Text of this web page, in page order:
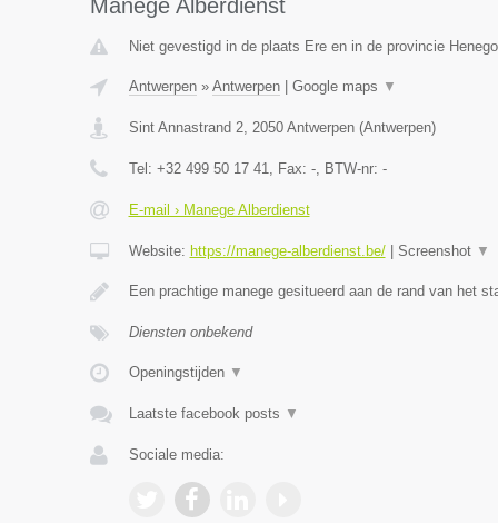
Manege Alberdienst
Niet gevestigd in de plaats Ere en in de provincie
Antwerpen» Antwerpen| Google maps ▼
Sint Annastrand 2, 2050 Antwerpen(Antwerpen)
Tel: +32 499 50 17 41, Fax: -, BTW-nr: -
E-mail › Manege Alberdienst
Website: https://manege-alberdienst.be/| Screenshot ▼
Een prachtige manege gesitueerd aan de rand van het
Diensten onbekend
Openingstijden ▼
Laatste facebook posts ▼
Sociale media: